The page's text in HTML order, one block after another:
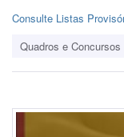
Consulte Listas
Quadros e Concursos